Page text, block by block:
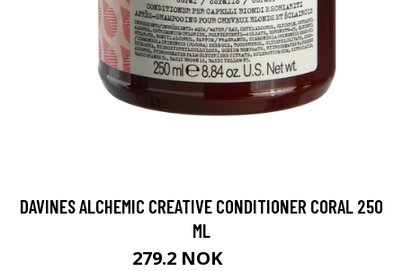
DAVINES ALCHEMIC CREATIVE CONDITIONER CORAL 250
ML
279.2 NOK